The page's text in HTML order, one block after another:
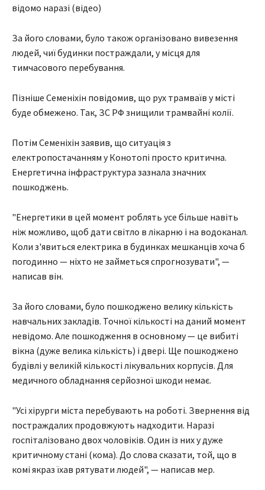
відомо наразі (відео)
За його словами, було також організовано вивезення
людей, чиї будинки постраждали, у місця для
тимчасового перебування.
Пізніше Семеніхін повідомив, що рух трамваїв у місті
буде обмежено. Так, ЗС РФ знищили трамвайні колії.
Потім Семеніхін заявив, що ситуація з
електропостачанням у Конотопі просто критична.
Енергетична інфраструктура зазнала значних
пошкоджень.
"Енергетики в цей момент роблять усе більше навіть
ніж можливо, щоб дати світло в лікарню і на водоканал.
Коли з'явиться електрика в будинках мешканців хоча б
погодинно — ніхто не займеться спрогнозувати", —
написав він.
За його словами, було пошкоджено велику кількість
навчальних закладів. Точної кількості на даний момент
невідомо. Але пошкодження в основному — це вибиті
вікна (дуже велика кількість) і двері. Ще пошкоджено
будівлі у великій кількості лікувальних корпусів. Для
медичного обладнання серйозної шкоди немає.
"Усі хірурги міста перебувають на роботі. Звернення від
постраждалих продовжують надходити. Наразі
госпіталізовано двох чоловіків. Один із них у дуже
критичному стані (кома). До слова сказати, той, що в
комі якраз їхав рятувати людей", — написав мер.